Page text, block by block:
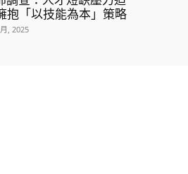
抱「以技能為本」策略
, 2025